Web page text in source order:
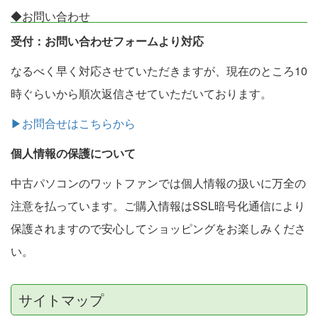
◆お問い合わせ
受付：お問い合わせフォームより対応
なるべく早く対応させていただきますが、現在のところ10
時ぐらいから順次返信させていただいております。
▶お問合せはこちらから
個人情報の保護について
中古パソコンのワットファンでは個人情報の扱いに万全の
注意を払っています。ご購入情報はSSL暗号化通信により
保護されますので安心してショッピングをお楽しみくださ
い。
サイトマップ